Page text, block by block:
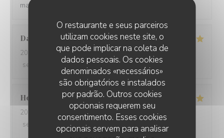
O restaurante e seus parceiros
utilizam cookies neste site, o
que pode implicar na coleta de
dados pessoais. Os cookies
denominados «necessários»
são obrigatórios e instalados
por padrão. Outros cookies
opcionais requerem seu
consentimento. Esses cookies
opcionais servem para analisar
making a wine paring for each course.
David
2026-05-28- 19:15 - guests 7
service
ambience: 5/5 menu :5/5 quality_price
Ho Fung
2026-05-24
- 19:30 - guests 2
service
ambience /5 quality_price